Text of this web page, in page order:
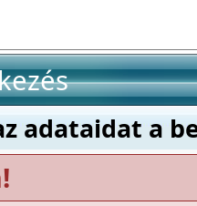
adataidat a